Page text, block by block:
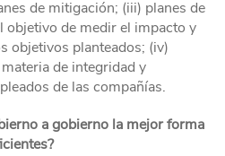
de mitigación; (iii) planes de
objetivo de medir el impacto y
objetivos planteados; (iv)
de integridad y
de las compañías.
a gobierno la mejor forma